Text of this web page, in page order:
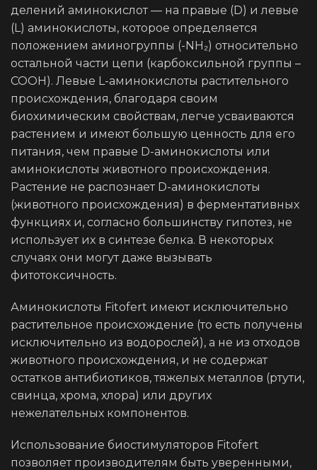
делений аминокислот — на правые (D) и левые
(L) аминокислоты, которое определяется
положением аминогруппы (-NH₂) относительно
остальной части цепи (карбоксильной группы –
COOH). Левые L-аминокислоты растительного
происхождения, благодаря своим
биохимическим свойствам, легче усваиваются
растением и имеют большую ценность для его
питания, чем правые D-аминокислоты или
аминокислоты животного происхождения.
Растение не распознает D-аминокислоты
(животного происхождения) в ферментативных
функциях и, согласно большинству гипотез, не
использует их в синтезе белка. В некоторых
случаях они могут даже вызывать
фитотоксичность.
Аминокислоты Fitofert имеют исключительно
растительное происхождение (то есть получены
исключительно из водорослей), а не из отходов
животного происхождения, и не содержат
остатков антибиотиков, тяжелых металлов (ртути,
свинца, хрома, хлора) или других
нежелательных компонентов.
Использование биостимуляторов Fitofert
позволяет производителям быть уверенными,